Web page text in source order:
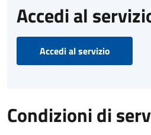
Accedi al
Accedi al servizio
Condizioni di